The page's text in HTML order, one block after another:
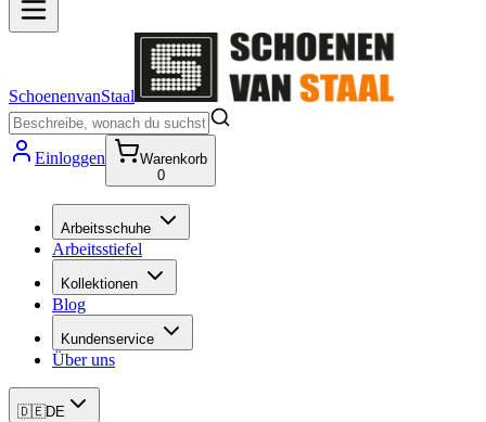
SchoenenvanStaal
Einloggen
Warenkorb
0
Arbeitsschuhe
Arbeitsstiefel
Kollektionen
Blog
Kundenservice
Über uns
🇩🇪DE